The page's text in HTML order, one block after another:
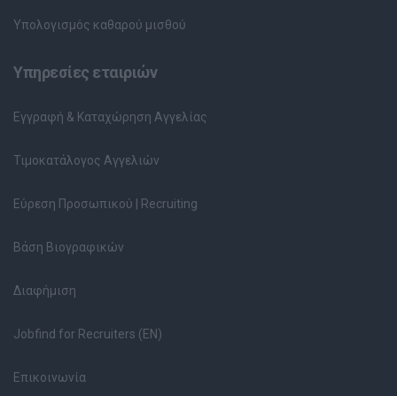
Υπολογισμός καθαρού μισθού
Υπηρεσίες εταιριών
Εγγραφή & Καταχώρηση Αγγελίας
Τιμοκατάλογος Αγγελιών
Εύρεση Προσωπικού | Recruiting
Βάση Βιογραφικών
Διαφήμιση
Jobfind for Recruiters (EN)
Επικοινωνία